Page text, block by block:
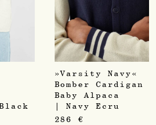
»Varsity Navy«
Bomber Cardigan
Baby Alpaca
| Navy Ecru
286€